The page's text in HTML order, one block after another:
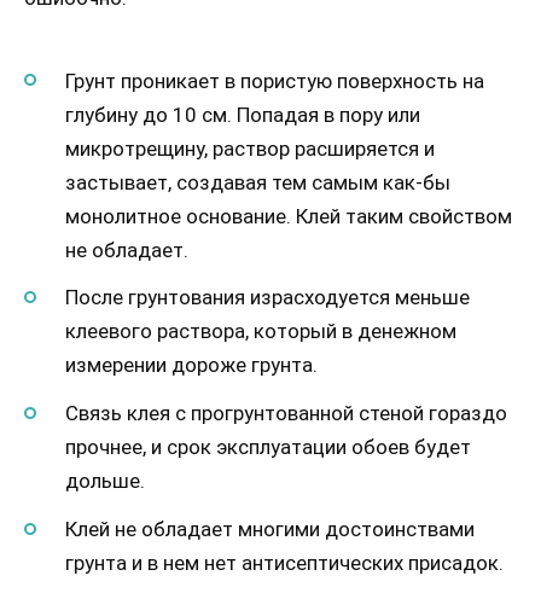
Грунт проникает в пористую поверхность на
глубину до 10 см. Попадая в пору или
микротрещину, раствор расширяется и
застывает, создавая тем самым как-бы
монолитное основание. Клей таким свойством
не обладает.
После грунтования израсходуется меньше
клеевого раствора, который в денежном
измерении дороже грунта.
Связь клея с прогрунтованной стеной гораздо
прочнее, и срок эксплуатации обоев будет
дольше.
Клей не обладает многими достоинствами
грунта и в нем нет антисептических присадок.